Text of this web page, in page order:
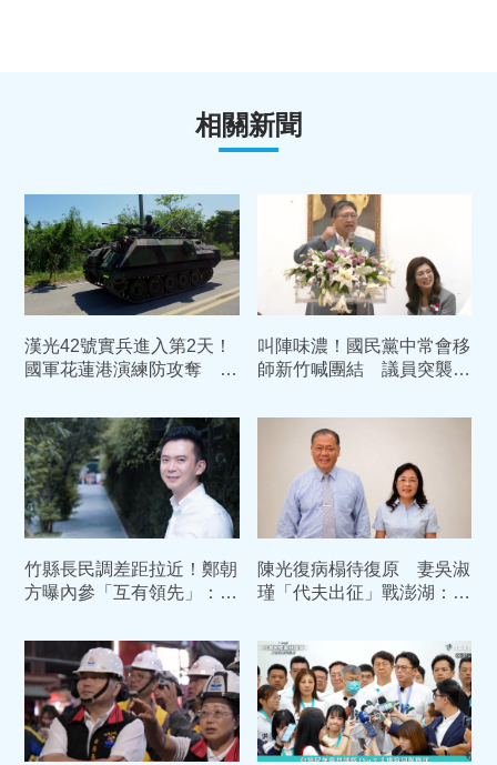
相關新聞
漢光42號實兵進入第2天！
國軍花蓮港演練防攻奪 部
叫陣味濃！國民黨中常會移
師新竹喊團結 議員突襲大
凍結
竹縣長民調差距拉近！鄭朝
方曝內參「互有領先」：以
陳光復病榻待復原 妻吳淑
瑾「代夫出征」戰澎湖：準